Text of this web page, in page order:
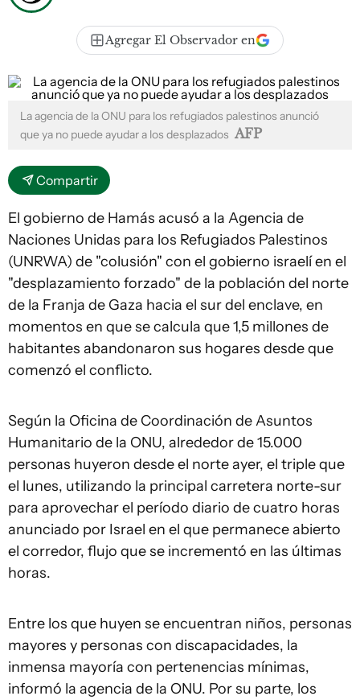
Agregar El Observador en
La agencia de la ONU para los refugiados palestinos anunció
que ya no puede ayudar a los desplazados AFP
Compartir
El gobierno de Hamás acusó a la Agencia de
Naciones Unidas para los Refugiados Palestinos
(UNRWA) de "colusión" con el gobierno israelí en el
"desplazamiento forzado" de la población del norte
de la Franja de Gaza hacia el sur del enclave, en
momentos en que se calcula que 1,5 millones de
habitantes abandonaron sus hogares desde que
comenzó el conflicto.
Según la Oficina de Coordinación de Asuntos
Humanitario de la ONU, alrededor de 15.000
personas huyeron desde el norte ayer, el triple que
el lunes, utilizando la principal carretera norte-sur
para aprovechar el período diario de cuatro horas
anunciado por Israel en el que permanece abierto
el corredor, flujo que se incrementó en las últimas
horas.
Entre los que huyen se encuentran niños, personas
mayores y personas con discapacidades, la
inmensa mayoría con pertenencias mínimas,
informó la agencia de la ONU. Por su parte, los